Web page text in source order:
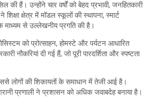
हैं। उन्होंने चार वर्षों को बेहद प्रभावी, जनहितकारी
क्षेत्र में मॉडल स्कूलों की स्थापना, स्मार्ट
माध्यम से उल्लेखनीय प्रगति की है।
को प्रोत्साहन, होमस्टे और पर्यटन आधारित
नौकरियां दी गई हैं, जो पूरी पारदर्शिता और स्पष्टता
लोगों की शिकायतों के समाधान में तेजी आई है।
प्रणाली ने प्रशासन को अधिक जवाबदेह बनाया है।